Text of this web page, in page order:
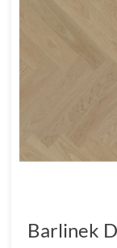
Barlinek